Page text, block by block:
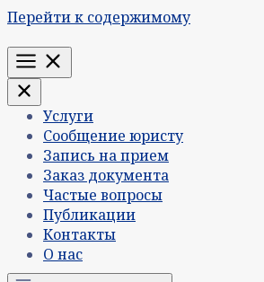
Перейти к содержимому
Меню
Услуги
Сообщение юристу
Запись на прием
Заказ документа
Частые вопросы
Публикации
Контакты
О нас